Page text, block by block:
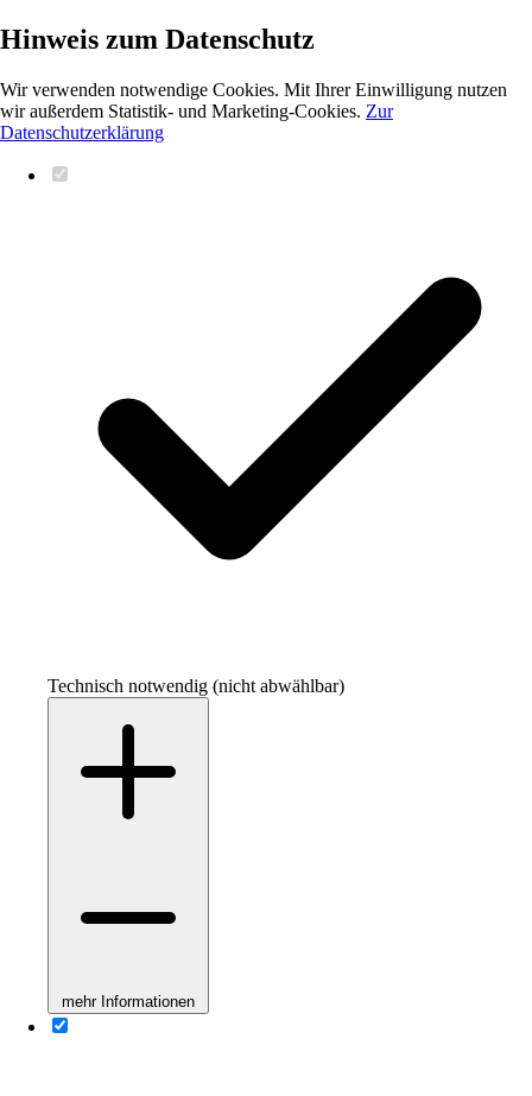
Hinweis zum Datenschutz
Wir verwenden notwendige Cookies. Mit Ihrer Einwilligung nutzen
wir außerdem Statistik- und Marketing-Cookies. Zur
Datenschutzerklärung
Technisch notwendig (nicht abwählbar)
mehr Informationen